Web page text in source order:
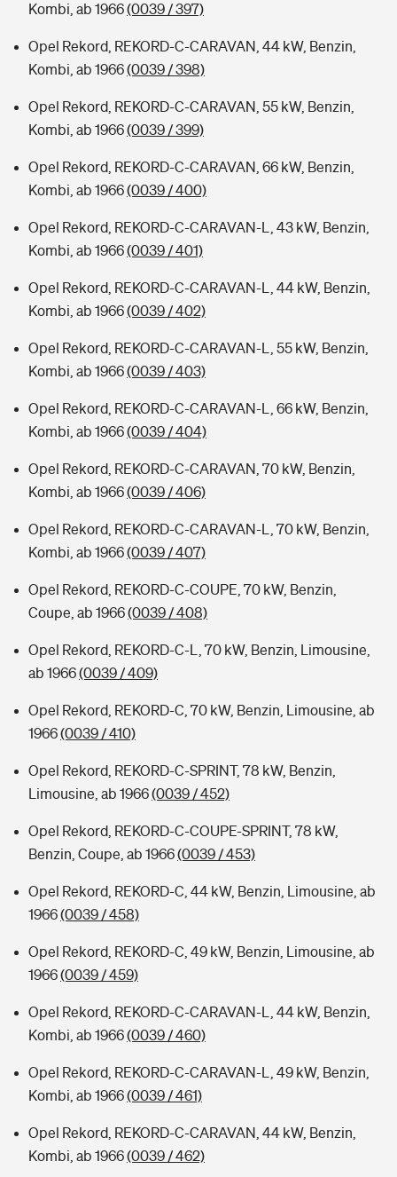
Kombi, ab 1966(0039 / 397)
Opel Rekord, REKORD-C-CARAVAN, 44 kW, Benzin,
Kombi, ab 1966(0039 / 398)
Opel Rekord, REKORD-C-CARAVAN, 55 kW, Benzin,
Kombi, ab 1966(0039 / 399)
Opel Rekord, REKORD-C-CARAVAN, 66 kW, Benzin,
Kombi, ab 1966(0039 / 400)
Opel Rekord, REKORD-C-CARAVAN-L, 43 kW, Benzin,
Kombi, ab 1966(0039 / 401)
Opel Rekord, REKORD-C-CARAVAN-L, 44 kW, Benzin,
Kombi, ab 1966(0039 / 402)
Opel Rekord, REKORD-C-CARAVAN-L, 55 kW, Benzin,
Kombi, ab 1966(0039 / 403)
Opel Rekord, REKORD-C-CARAVAN-L, 66 kW, Benzin,
Kombi, ab 1966(0039 / 404)
Opel Rekord, REKORD-C-CARAVAN, 70 kW, Benzin,
Kombi, ab 1966(0039 / 406)
Opel Rekord, REKORD-C-CARAVAN-L, 70 kW, Benzin,
Kombi, ab 1966(0039 / 407)
Opel Rekord, REKORD-C-COUPE, 70 kW, Benzin,
Coupe, ab 1966(0039 / 408)
Opel Rekord, REKORD-C-L, 70 kW, Benzin, Limousine,
ab 1966(0039 / 409)
Opel Rekord, REKORD-C, 70 kW, Benzin, Limousine, ab
1966(0039 / 410)
Opel Rekord, REKORD-C-SPRINT, 78 kW, Benzin,
Limousine, ab 1966(0039 / 452)
Opel Rekord, REKORD-C-COUPE-SPRINT, 78 kW,
Benzin, Coupe, ab 1966(0039 / 453)
Opel Rekord, REKORD-C, 44 kW, Benzin, Limousine, ab
1966(0039 / 458)
Opel Rekord, REKORD-C, 49 kW, Benzin, Limousine, ab
1966(0039 / 459)
Opel Rekord, REKORD-C-CARAVAN-L, 44 kW, Benzin,
Kombi, ab 1966(0039 / 460)
Opel Rekord, REKORD-C-CARAVAN-L, 49 kW, Benzin,
Kombi, ab 1966(0039 / 461)
Opel Rekord, REKORD-C-CARAVAN, 44 kW, Benzin,
Kombi, ab 1966(0039 / 462)